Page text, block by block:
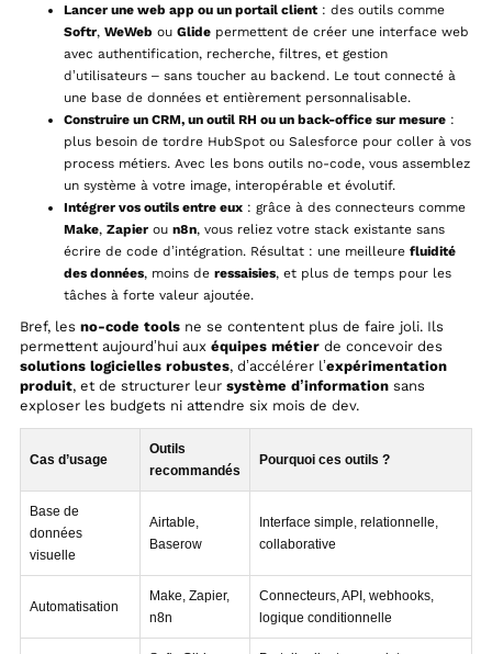
Lancer une web app ou un portail client: des outils comme
Softr, WeWeb ou Glidepermettent de créer une interface web
avec authentification, recherche, filtres, et gestion
d’utilisateurs – sans toucher au backend. Le tout connecté à
une base de données et entièrement personnalisable.
Construire un CRM, un outil RH ou un back-office sur mesure:
plus besoin de tordre HubSpot ou Salesforce pour coller à vos
process métiers. Avec les bons outils no-code, vous assemblez
un système à votre image, interopérable et évolutif.
Intégrer vos outils entre eux: grâce à des connecteurs comme
Make, Zapierou n8n, vous reliez votre stack existante sans
écrire de code d’intégration. Résultat : une meilleure fluidité
des données, moins de ressaisies, et plus de temps pour les
tâches à forte valeur ajoutée.
Bref, les no-code toolsne se contentent plus de faire joli. Ils
permettent aujourd’hui aux équipes métierde concevoir des
solutions logicielles robustes, d’accélérer l’expérimentation
produit, et de structurer leur système d’informationsans
exploser les budgets ni attendre six mois de dev.
Cas d’usage
Outils
recommandés
Pourquoi ces outils ?
Base de
données
visuelle
Airtable,
Baserow
Interface simple, relationnelle,
collaborative
Automatisation
Make, Zapier,
n8n
Connecteurs, API, webhooks,
logique conditionnelle